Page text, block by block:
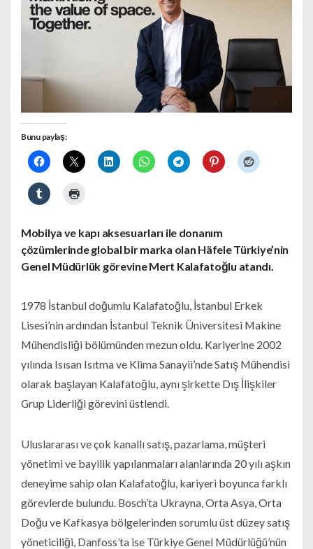
Bunu paylaş:
Mobilya ve kapı aksesuarları ile donanım
çözümlerinde global bir marka olan Häfele Türkiye’nin
Genel Müdürlük görevine Mert Kalafatoğlu atandı.
1978 İstanbul doğumlu Kalafatoğlu, İstanbul Erkek
Lisesi’nin ardından İstanbul Teknik Üniversitesi Makine
Mühendisliği bölümünden mezun oldu. Kariyerine 2002
yılında Isısan Isıtma ve Klima Sanayii’nde Satış Mühendisi
olarak başlayan Kalafatoğlu, aynı şirkette Dış İlişkiler
Grup Liderliği görevini üstlendi.
Uluslararası ve çok kanallı satış, pazarlama, müşteri
yönetimi ve bayilik yapılanmaları alanlarında 20 yılı aşkın
deneyime sahip olan Kalafatoğlu, kariyeri boyunca farklı
görevlerde bulundu. Bosch’ta Ukrayna, Orta Asya, Orta
Doğu ve Kafkasya bölgelerinden sorumlu üst düzey satış
yöneticiliği, Danfoss’ta ise Türkiye Genel Müdürlüğü’nün